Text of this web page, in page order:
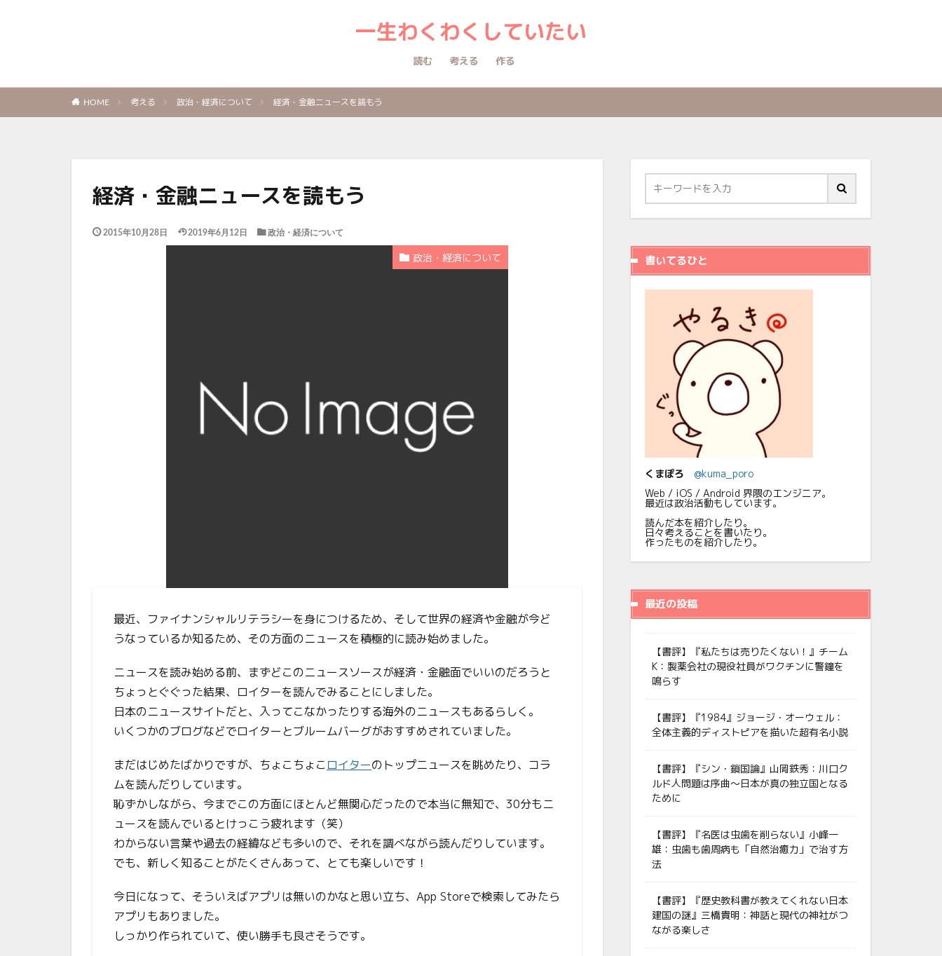
一生わくわくしていたい
読む 考える 作る
HOME 考える 政治・経済について 経済・金融ニュースを読もう
経済・金融ニュースを読もう
2015年10月28日 2019年6月12日 政治・経済について
政治・経済について
最近、ファイナンシャルリテラシーを身につけるため、そして世界の経済や金融が今ど
うなっているか知るため、その方面のニュースを積極的に読み始めました。
ニュースを読み始める前、まずどこのニュースソースが経済・金融面でいいのだろうと
ちょっとぐぐった結果、ロイターを読んでみることにしました。
日本のニュースサイトだと、入ってこなかったりする海外のニュースもあるらしく。
いくつかのブログなどでロイターとブルームバーグがおすすめされていました。
まだはじめたばかりですが、ちょこちょこロイターのトップニュースを眺めたり、コラ
ムを読んだりしています。
恥ずかしながら、今までこの方面にほとんど無関心だったので本当に無知で、30分もニ
ュースを読んでいるとけっこう疲れます（笑）
わからない言葉や過去の経緯なども多いので、それを調べながら読んだりしています。
でも、新しく知ることがたくさんあって、とても楽しいです！
今日になって、そういえばアプリは無いのかなと思い立ち、App Storeで検索してみたら
アプリもありました。
しっかり作られていて、使い勝手も良さそうです。
書いてるひと
くまぽろ
@kuma_poro
Web / iOS / Android 界隈のエンジニア。
最近は政治活動もしています。
読んだ本を紹介したり。
日々考えることを書いたり。
作ったものを紹介したり。
最近の投稿
【書評】『私たちは売りたくない！』チーム
K：製薬会社の現役社員がワクチンに警鐘を
鳴らす
【書評】『1984』ジョージ・オーウェル：
全体主義的ディストピアを描いた超有名小説
【書評】『シン・鎖国論』山岡鉄秀：川口ク
ルド人問題は序曲〜日本が真の独立国となる
ために
【書評】『名医は虫歯を削らない』小峰一
雄：虫歯も歯周病も「自然治癒力」で治す方
法
【書評】『歴史教科書が教えてくれない日本
建国の謎』三橋貴明：神話と現代の神社がつ
ながる楽しさ